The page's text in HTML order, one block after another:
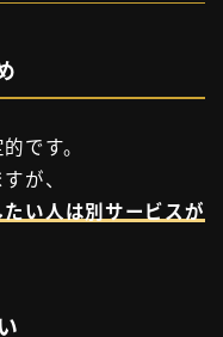
です。
が、
い人は別サービスが